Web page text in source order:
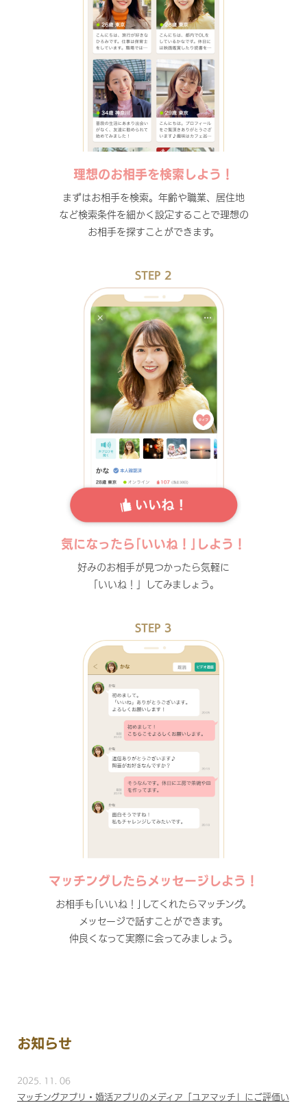
理想のお相手を検索しよう！
まずはお相手を検索。年齢や職業、居住地
など検索条件を細かく設定することで理想の
お相手を探すことができます。
STEP 2
気になったら｢いいね！｣しよう！
好みのお相手が見つかったら気軽に
「いいね！」してみましょう。
STEP 3
マッチングしたらメッセージしよう！
お相手も｢いいね！｣してくれたらマッチング。
メッセージで話すことができます。
仲良くなって実際に会ってみましょう。
お知らせ
2025. 11. 06
マッチングアプリ・婚活アプリのメディア「ユアマッチ」にご評価い